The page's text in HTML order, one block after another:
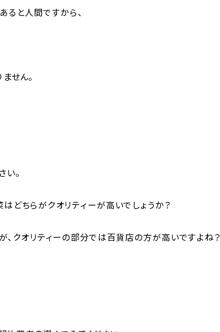
と人間ですから、
せん。
。
どちらがクオリティーが高いでしょうか？
クオリティーの部分では百貨店の方が高いですよね？